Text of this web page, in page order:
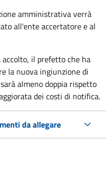
amministrativa verrà
all'ente accertatore e al
il prefetto che ha
la nuova ingiunzione di
almeno doppia rispetto
dei costi di notifica.
da allegare